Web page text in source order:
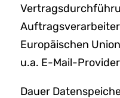
Europäischen
u.a. E-Mail-
Dauer